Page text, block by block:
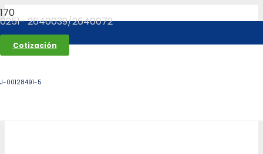
0251- 2640039/2640072
Cotización
J-00128491-5